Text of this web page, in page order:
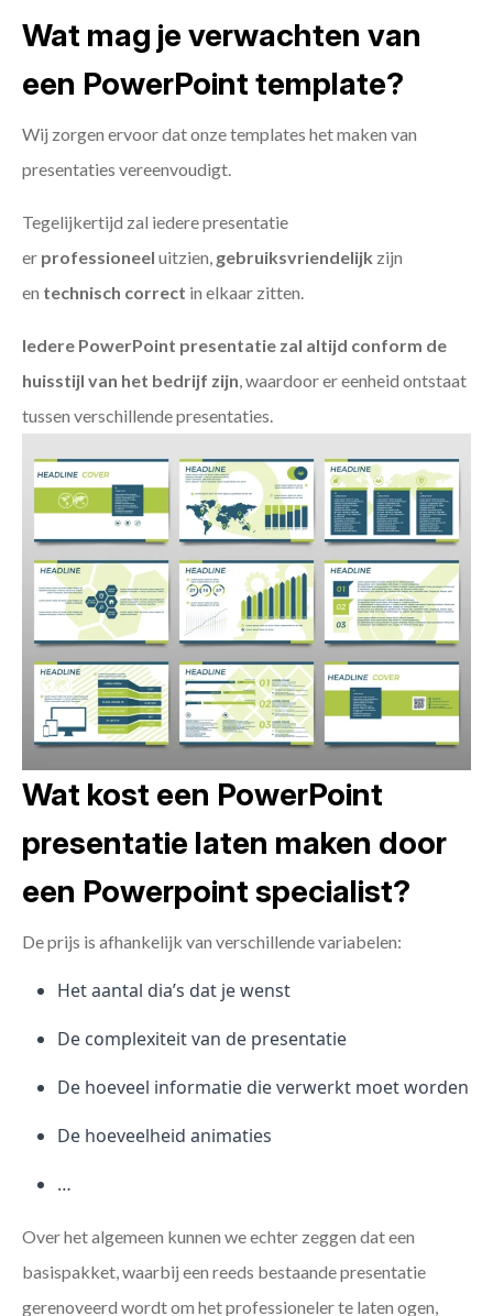
Wat mag je verwachten van
een PowerPoint template?
Wij zorgen ervoor dat onze templates het maken van
presentaties vereenvoudigt.
Tegelijkertijd zal iedere presentatie
er professioneel uitzien, gebruiksvriendelijk zijn
en technisch correct in elkaar zitten.
Iedere PowerPoint presentatie zal altijd conform de
huisstijl van het bedrijf zijn, waardoor er eenheid ontstaat
tussen verschillende presentaties.
Wat kost een PowerPoint
presentatie laten maken door
een Powerpoint specialist?
De prijs is afhankelijk van verschillende variabelen:
Het aantal dia’s dat je wenst
De complexiteit van de presentatie
De hoeveel informatie die verwerkt moet worden
De hoeveelheid animaties
…
Over het algemeen kunnen we echter zeggen dat een
basispakket, waarbij een reeds bestaande presentatie
gerenoveerd wordt om het professioneler te laten ogen,